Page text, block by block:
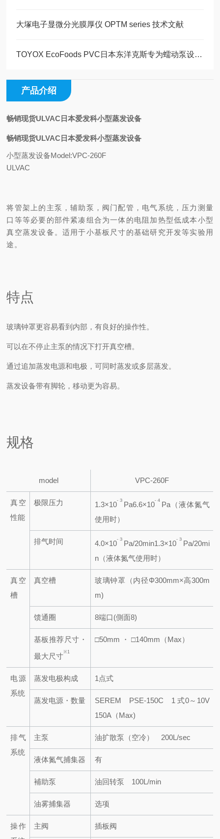
大塚电子显微分光膜厚仪 OPTM series 技术文献
​TOYOX EcoFoods PVC日本东洋克斯专为蠕动泵设计的食品级环保 PVC 软管
产品介绍
畅销现货ULVAC日本爱发科小型蒸发设备
畅销现货ULVAC日本爱发科小型蒸发设备
小型蒸发设备Model:VPC-260F
ULVAC
将管架上的主泵，辅助泵，阀门配管，电气系统，压力测量
口等等必要的部件紧凑组合为一体的电阻加热型低成本小型
真空蒸发设备。 适用于小基板尺寸的基础研究开发等实验用
途。
特点
玻璃钟罩更容易看到内部，有良好的操作性。
可以在不停止主泵的情况下打开真空槽。
通过追加蒸发电源和电极，可同时蒸发或多层蒸发。
蒸发设备带有脚轮，移动更为容易。
规格
model VPC-260F
真空
性能
极限压力 1.3×10
-３
Pa6.6×10
-４
Pa（液体氮气
使用时）
排气时间 4.0×10
-３
Pa/20min1.3×10
-３
Pa/20mi
n（液体氮气使用时）
真空
槽
真空槽
玻璃钟罩（内径Φ300mm×高300m
m)
馈通圈 8端口(側面8)
基板推荐尺寸・
最大尺寸
※1
□50mm ・ □140mm（Max）
电源
系统
蒸发电极构成 1点式
蒸发电源・数量 SEREM PSE-150C 1 式0～10V
150A（Max)
排气
系统
主泵 油扩散泵（空冷） 200L/sec
液体氮气捕集器 有
補助泵 油回转泵 100L/min
油雾捕集器 选项
操作
主阀 插板阀